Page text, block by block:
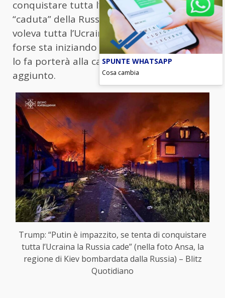
conquistare tutta l’Ucraina porterà alla
“caduta” della Russia: “Ho sempre detto che
voleva tutta l’Ucraina, non solo una parte, e
forse sta iniziando a rivelarsi giusto, ma se
lo fa porterà alla caduta” del suo Paese, ha
aggiunto.
Trump: “Putin è impazzito, se tenta di conquistare
tutta l’Ucraina la Russia cade” (nella foto Ansa, la
regione di Kiev bombardata dalla Russia) – Blitz
Quotidiano
SPUNTE WHATSAPP
Cosa cambia